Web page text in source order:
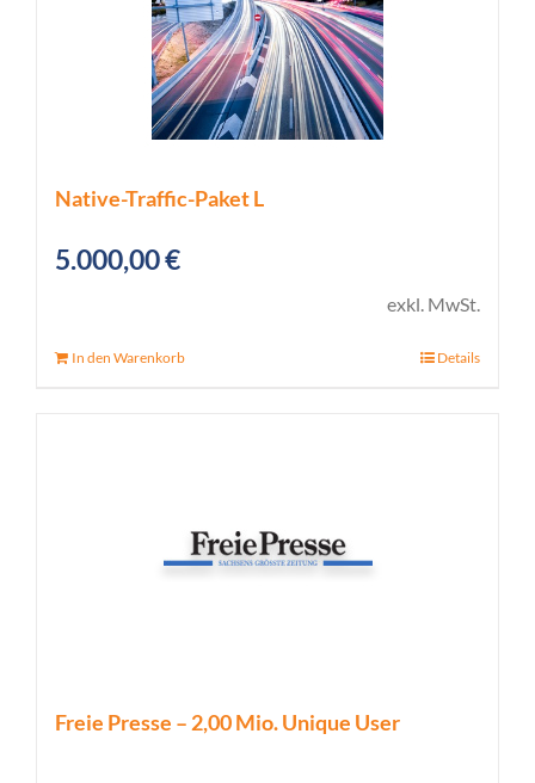
Native-Traffic-Paket L
5.000,00€
exkl. MwSt.
In den Warenkorb Details
Freie Presse – 2,00 Mio. Unique User